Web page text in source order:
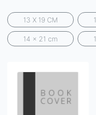
13 X 19 CM
14 x 21 cm